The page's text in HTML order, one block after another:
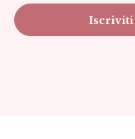
Iscriviti